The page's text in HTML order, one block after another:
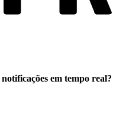
notificações em tempo real?